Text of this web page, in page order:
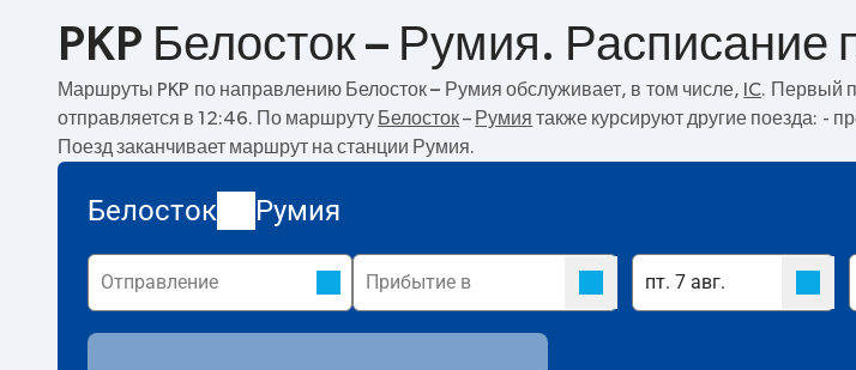
PKP Белосток – Румия. Расписание
Маршруты PKP по направлению Белосток – Румия обслуживает, в том числе, IC. Первый
отправляется в 12:46. По маршруту Белосток– Румия также курсируют другие поезда: -
Поезд заканчивает маршрут на станции Румия.
Белосток Румия